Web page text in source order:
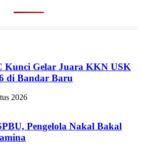
Kunci Gelar Juara KKN USK
di Bandar Baru
2026
Pengelola Nakal Bakal